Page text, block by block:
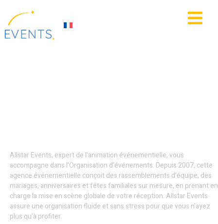
principal
Allstar Events, expert de l’animation événementielle, vous
accompagne dans l’Organisation d’événements. Depuis 2007, cette
agence événementielle conçoit des rassemblements d’équipe, des
mariages, anniversaires et fêtes familiales sur mesure, en prenant en
charge la mise en scène globale de votre réception. Allstar Events
assure une organisation fluide et sans stress pour que vous n’ayez
plus qu’à profiter.